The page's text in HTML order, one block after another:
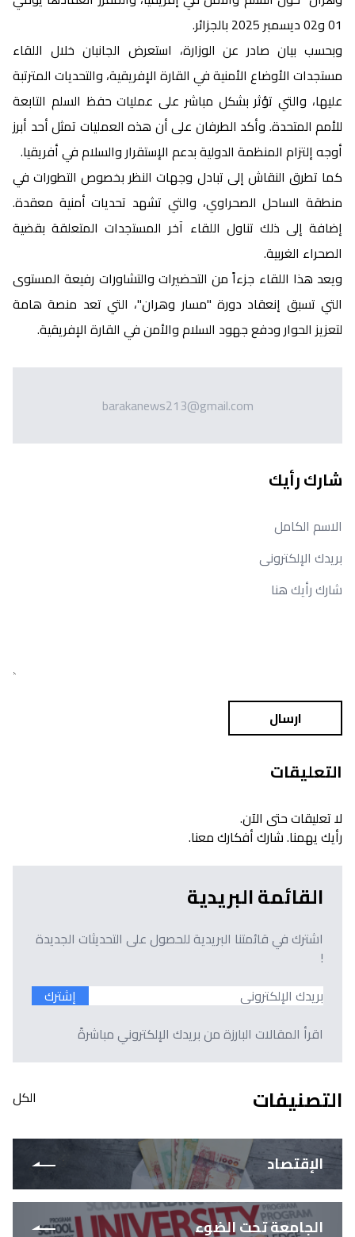
01 و02 ديسمبر 2025 بالجزائر.
وبحسب بيان صادر عن الوزارة، استعرض الجانبان خلال اللقاء
مستجدات الأوضاع الأمنية في القارة الإفريقية، والتحديات المترتبة
عليها، والتي تؤثر بشكل مباشر على عمليات حفظ السلم التابعة
للأمم المتحدة. وأكد الطرفان على أن هذه العمليات تمثل أحد أبرز
أوجه إلتزام المنظمة الدولية بدعم الإستقرار والسلام في أفريقيا.
كما تطرق النقاش إلى تبادل وجهات النظر بخصوص التطورات في
منطقة الساحل الصحراوي، والتي تشهد تحديات أمنية معقدة.
إضافة إلى ذلك تناول اللقاء آخر المستجدات المتعلقة بقضية
الصحراء الغربية.
ويعد هذا اللقاء جزءاً من التحضيرات والتشاورات رفيعة المستوى
التي تسبق إنعقاد دورة "مسار وهران"، التي تعد منصة هامة
لتعزيز الحوار ودفع جهود السلام والأمن في القارة الإفريقية.
barakanews213@gmail.com
شارك رأيك
ارسال
التعليقات
لا تعليقات حتى الآن.
رأيك يهمنا. شارك أفكارك معنا.
القائمة البريدية
اشترك في قائمتنا البريدية للحصول على التحديثات الجديدة
!
إشترك
اقرأ المقالات البارزة من بريدك الإلكتروني مباشرةً
التصنيفات الكل
الإقتصاد
الجامعة تحت الضوء